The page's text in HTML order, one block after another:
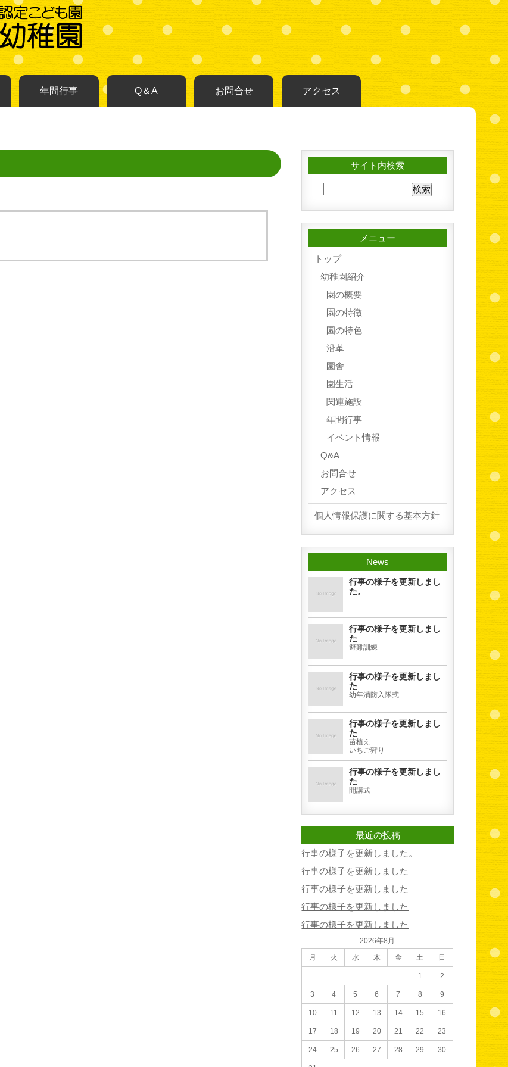
年間行事 Q＆A お問合せ アクセス
サイト内検索
メニュー
トップ
幼稚園紹介
園の概要
園の特徴
園の特色
沿革
園舎
園生活
関連施設
年間行事
イベント情報
Q&A
お問合せ
アクセス
個人情報保護に関する基本方針
News
行事の様子を更新しまし
た。
行事の様子を更新しまし
た
避難訓練
行事の様子を更新しまし
た
幼年消防入隊式
行事の様子を更新しまし
た
苗植え
いちご狩り
行事の様子を更新しまし
た
開講式
最近の投稿
行事の様子を更新しました。
行事の様子を更新しました
行事の様子を更新しました
行事の様子を更新しました
行事の様子を更新しました
2026年8月
月
火 水 木 金 土 日
1 2
3 4 5 6 7 8 9
10 11 12 13 14 15 16
17 18 19 20 21 22 23
24 25 26 27 28 29 30